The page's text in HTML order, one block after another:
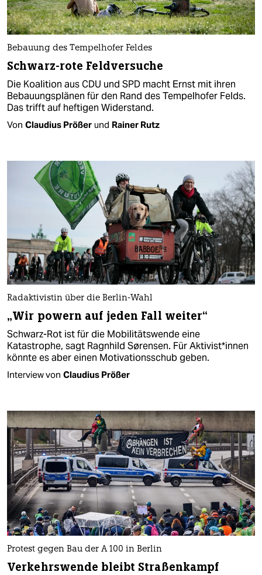
Bebauung des Tempelhofer Feldes
Schwarz-rote Feldversuche
Die Koalition aus CDU und SPD macht Ernst mit ihren
Bebauungsplänen für den Rand des Tempelhofer Felds.
Das trifft auf heftigen Widerstand.
Von Claudius Prößer und Rainer Rutz
Ra­dak­ti­vis­tin über die Berlin-Wahl
„Wir powern auf jeden Fall weiter“
Schwarz-Rot ist für die Mobilitätswende eine
Katastrophe, sagt Ragnhild Sørensen. Für Ak­ti­vis­t*in­nen
könnte es aber einen Motivationsschub geben.
Interview von Claudius Prößer
Protest gegen Bau der A 100 in Berlin
Verkehrswende bleibt Straßenkampf